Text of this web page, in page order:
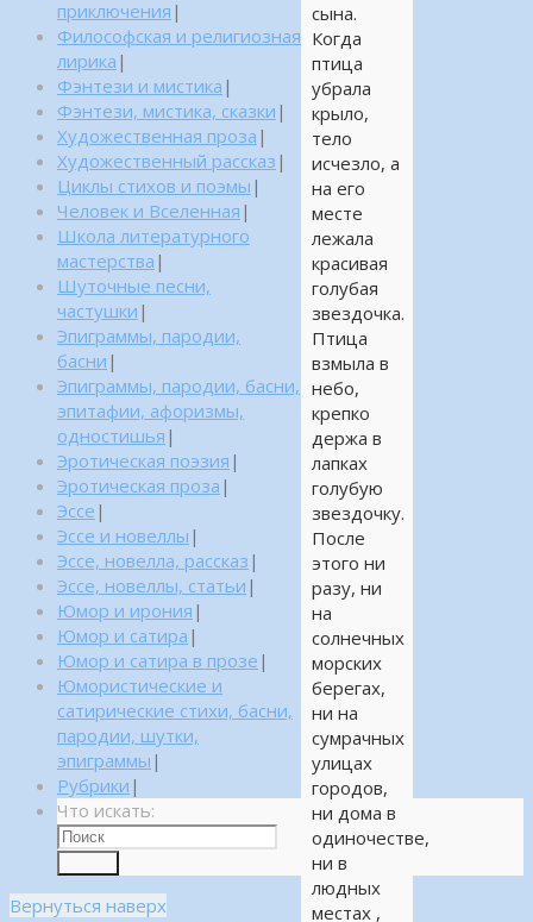
сына.
Когда
птица
убрала
крыло,
тело
исчезло, а
на его
месте
лежала
красивая
голубая
звездочка.
Птица
взмыла в
небо,
крепко
держа в
лапках
голубую
звездочку.
После
этого ни
разу, ни
на
солнечных
морских
берегах,
ни на
сумрачных
улицах
городов,
ни дома в
одиночестве,
ни в
людных
местах ,
приключения |
Философская и религиозная
лирика |
Фэнтези и мистика |
Фэнтези, мистика, сказки |
Художественная проза |
Художественный рассказ |
Циклы стихов и поэмы |
Человек и Вселенная |
Школа литературного
мастерства |
Шуточные песни,
частушки |
Эпиграммы, пародии,
басни |
Эпиграммы, пародии, басни,
эпитафии, афоризмы,
одностишья |
Эротическая поэзия |
Эротическая проза |
Эссе |
Эссе и новеллы |
Эссе, новелла, рассказ |
Эссе, новеллы, статьи |
Юмор и ирония |
Юмор и сатира |
Юмор и сатира в прозе |
Юмористические и
сатирические стихи, басни,
пародии, шутки,
эпиграммы |
Рубрики |
Что искать:
Вернуться наверх